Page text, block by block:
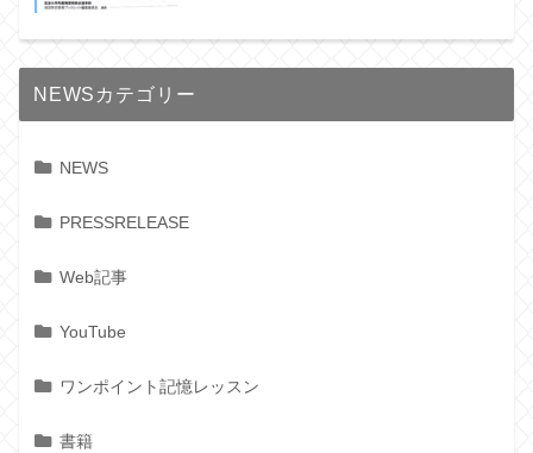
NEWSカテゴリー
NEWS
PRESSRELEASE
Web記事
YouTube
ワンポイント記憶レッスン
書籍